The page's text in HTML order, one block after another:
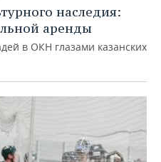
наследия:
аренды
в ОКН глазами казанских